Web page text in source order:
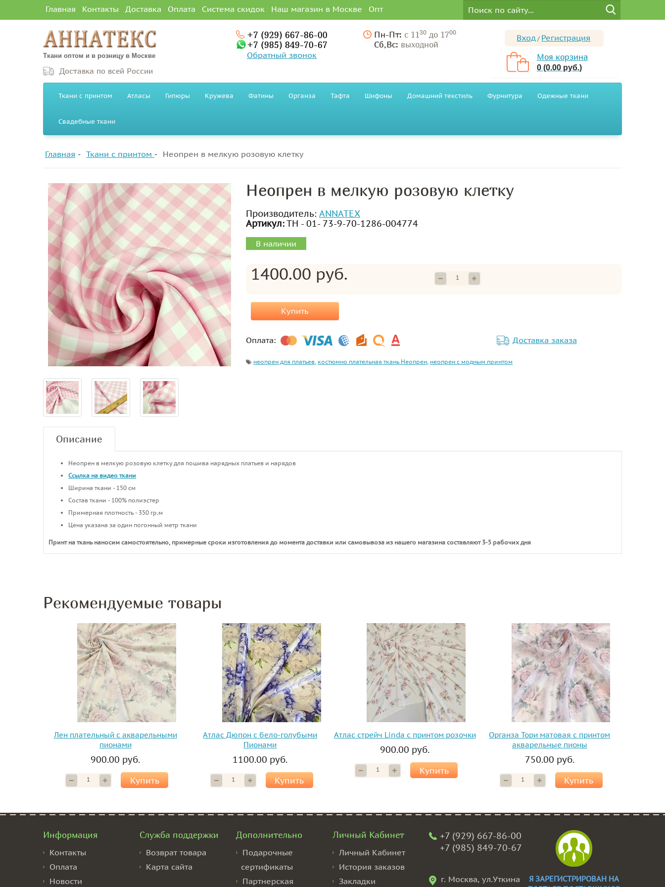
Главная Контакты Доставка Оплата Система скидок Наш магазин в Москве Опт
Ткани оптом и в розницу в Москве
Доставка по всей России
+7 (929) 667-86-00
+7 (985) 849-70-67
Обратный звонок
Пн-Пт: с 1130 до 1700
Сб,Вс: выходной
Вход / Регистрация
Моя корзина
0 (0.00 руб.)
Ткани с принтом Атласы Гипюры Кружева Фатины Органза Тафта Шифоны Домашний текстиль Фурнитура Одежные ткани
Свадебные ткани
Главная Ткани с принтом Неопрен в мелкую розовую клетку
Неопрен в мелкую розовую клетку
Производитель: ANNATEX
Артикул:ТН - 01- 73-9-70-1286-004774
В наличии
1400.00 руб.
Купить
Оплата: Доставка заказа
неопрен для платьев, костюмно плательная ткань Неопрен, неопрен с модным принтом
Описание
Неопрен в мелкую розовую клетку для пошива нарядных платьев и нарядов
Ссылка на видео ткани
Ширина ткани - 150 см
Состав ткани - 100% полиэстер
Примерная плотность - 350 гр.м
Цена указана за один погонный метр ткани
Принт на ткань наносим самостоятельно, примерные сроки изготовления до момента доставки или самовывоза из нашего магазина составляют 3-5 рабочих дня
Рекомендуемые товары
Лен плательный с акварельными
пионами
900.00 руб.
Купить
Атлас Дюпон с бело-голубыми
Пионами
1100.00 руб.
Купить
Атлас стрейч Linda с принтом розочки
900.00 руб.
Купить
Органза Тори матовая с принтом
акварельные пионы
750.00 руб.
Купить
Информация
Контакты
Оплата
Новости
Служба поддержки
Возврат товара
Карта сайта
Дополнительно
Подарочные
сертификаты
Партнерская
Личный Кабинет
Личный Кабинет
История заказов
Закладки
+7 (929) 667-86-00
+7 (985) 849-70-67
г. Москва, ул.Уткина
Я ЗАРЕГИСТРИРОВАН НА